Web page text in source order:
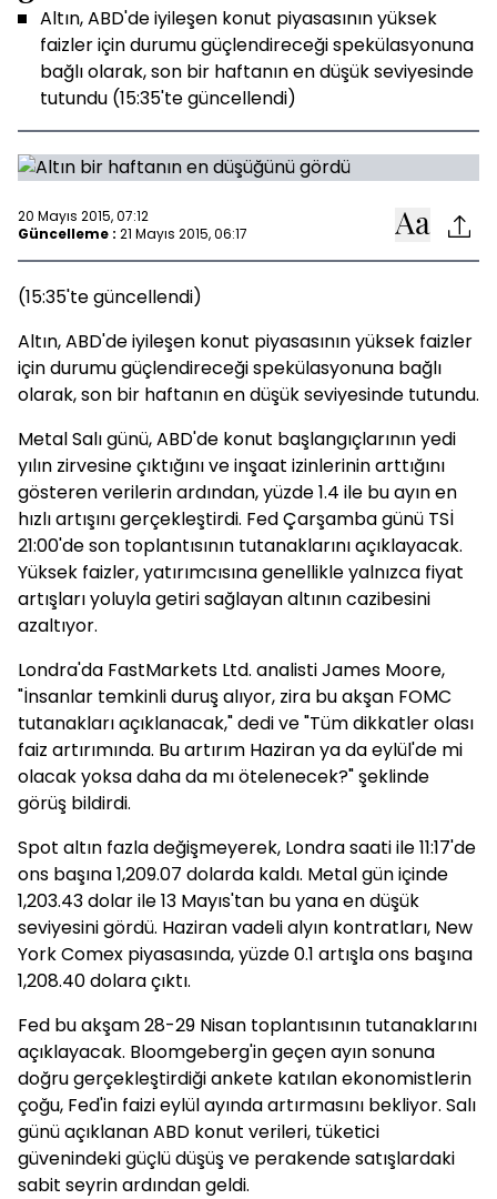
Altın, ABD'de iyileşen konut piyasasının yüksek
faizler için durumu güçlendireceği spekülasyonuna
bağlı olarak, son bir haftanın en düşük seviyesinde
tutundu (15:35'te güncellendi)
20 Mayıs 2015, 07:12
Güncelleme : 21 Mayıs 2015, 06:17
(15:35'te güncellendi)
Altın, ABD'de iyileşen konut piyasasının yüksek faizler
için durumu güçlendireceği spekülasyonuna bağlı
olarak, son bir haftanın en düşük seviyesinde tutundu.
Metal Salı günü, ABD'de konut başlangıçlarının yedi
yılın zirvesine çıktığını ve inşaat izinlerinin arttığını
gösteren verilerin ardından, yüzde 1.4 ile bu ayın en
hızlı artışını gerçekleştirdi. Fed Çarşamba günü TSİ
21:00'de son toplantısının tutanaklarını açıklayacak.
Yüksek faizler, yatırımcısına genellikle yalnızca fiyat
artışları yoluyla getiri sağlayan altının cazibesini
azaltıyor.
Londra'da FastMarkets Ltd. analisti James Moore,
"İnsanlar temkinli duruş alıyor, zira bu akşan FOMC
tutanakları açıklanacak," dedi ve "Tüm dikkatler olası
faiz artırımında. Bu artırım Haziran ya da eylül'de mi
olacak yoksa daha da mı ötelenecek?" şeklinde
görüş bildirdi.
Spot altın fazla değişmeyerek, Londra saati ile 11:17'de
ons başına 1,209.07 dolarda kaldı. Metal gün içinde
1,203.43 dolar ile 13 Mayıs'tan bu yana en düşük
seviyesini gördü. Haziran vadeli alyın kontratları, New
York Comex piyasasında, yüzde 0.1 artışla ons başına
1,208.40 dolara çıktı.
Fed bu akşam 28-29 Nisan toplantısının tutanaklarını
açıklayacak. Bloomgeberg'in geçen ayın sonuna
doğru gerçekleştirdiği ankete katılan ekonomistlerin
çoğu, Fed'in faizi eylül ayında artırmasını bekliyor. Salı
günü açıklanan ABD konut verileri, tüketici
güvenindeki güçlü düşüş ve perakende satışlardaki
sabit seyrin ardından geldi.